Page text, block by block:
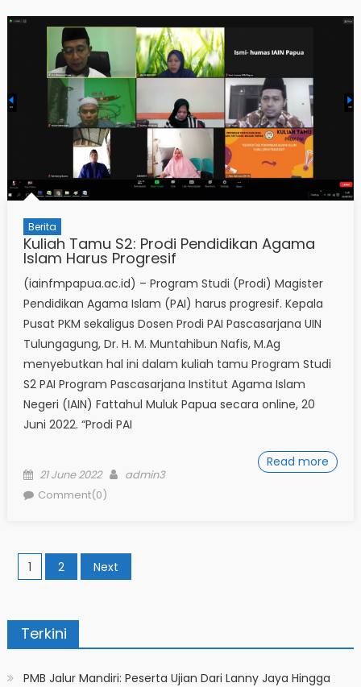
Berita
Kuliah Tamu S2: Prodi Pendidikan Agama
Islam Harus Progresif
(iainfmpapua.ac.id) – Program Studi (Prodi) Magister
Pendidikan Agama Islam (PAI) harus progresif. Kepala
Pusat PKM sekaligus Dosen Prodi PAI Pascasarjana UIN
Tulungagung, Dr. H. M. Muntahibun Nafis, M.Ag
menyebutkan hal ini dalam kuliah tamu Program Studi
S2 PAI Program Pascasarjana Institut Agama Islam
Negeri (IAIN) Fattahul Muluk Papua secara online, 20
Juni 2022. “Prodi PAI
Read more
Posted
on
21 June 2022 Author
admin3
Comment(0)
Posts
pagination
1 2 Next
Terkini
PMB Jalur Mandiri: Peserta Ujian Dari Lanny Jaya Hingga